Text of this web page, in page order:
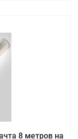
8 метров на